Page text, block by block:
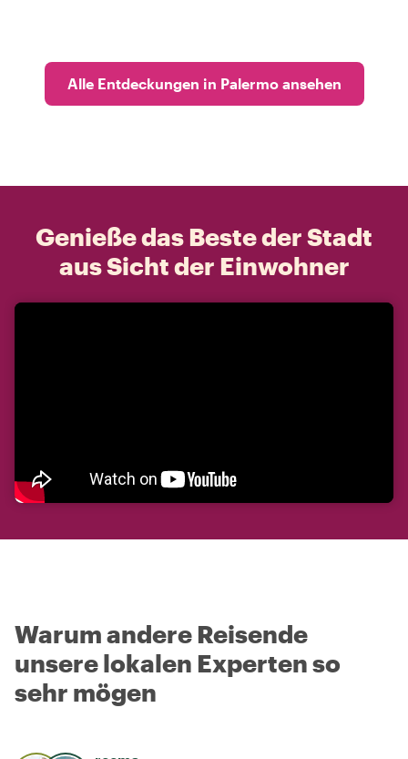
Alle Entdeckungen in Palermo ansehen
Genieße das Beste der Stadt
aus Sicht der Einwohner
Warum andere Reisende
unsere lokalen Experten so
sehr mögen